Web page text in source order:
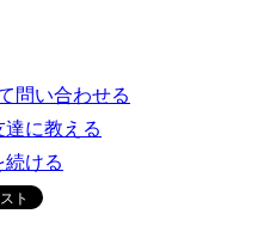
問い合わせる
達に教える
続ける